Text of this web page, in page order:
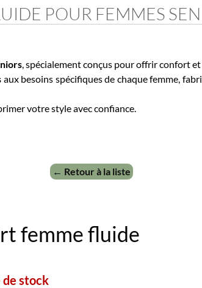
POUR FEMMES
, spécialement conçus pour offrir confort et
besoins spécifiques de chaque femme,
votre style avec confiance.
← Retour à la liste
femme fluide
stock